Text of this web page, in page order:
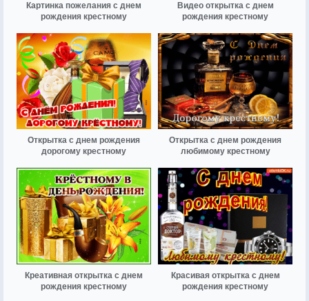
Картинка пожелания с днем
рождения крестному
Видео открытка с днем
рождения крестному
Открытка с днем рождения
дорогому крестному
Открытка с днем рождения
любимому крестному
Креативная открытка с днем
рождения крестному
Красивая открытка с днем
рождения крестному